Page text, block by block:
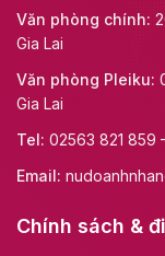
Văn phòng chính:
Gia Lai
Văn phòng Pleiku:
Gia Lai
Tel: 02563 821 859
Email:
Chính sách &